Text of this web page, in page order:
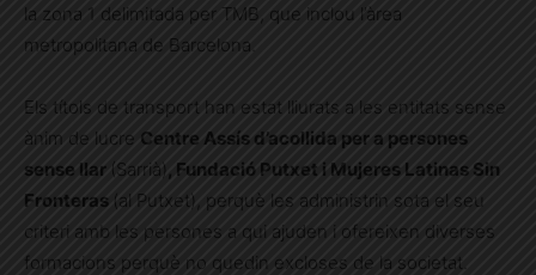
la zona 1 delimitada per TMB, que inclou l’àrea
metropolitana de Barcelona.
Els títols de transport han estat lliurats a les entitats sense
ànim de lucre Centre Assís d’acollida per a persones
sense llar (Sarrià), Fundació Putxet i Mujeres Latinas Sin
Fronteras (al Putxet), perquè les administrin sota el seu
criteri amb les persones a qui ajuden i ofereixen diverses
formacions perquè no quedin excloses de la societat.